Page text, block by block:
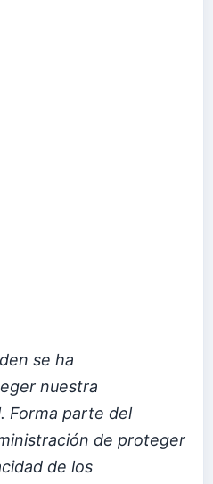
se ha
nuestra
Forma parte del
de proteger
de los